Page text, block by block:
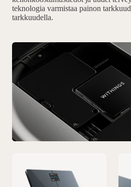
teknologia varmistaa painon
tarkkuudella.